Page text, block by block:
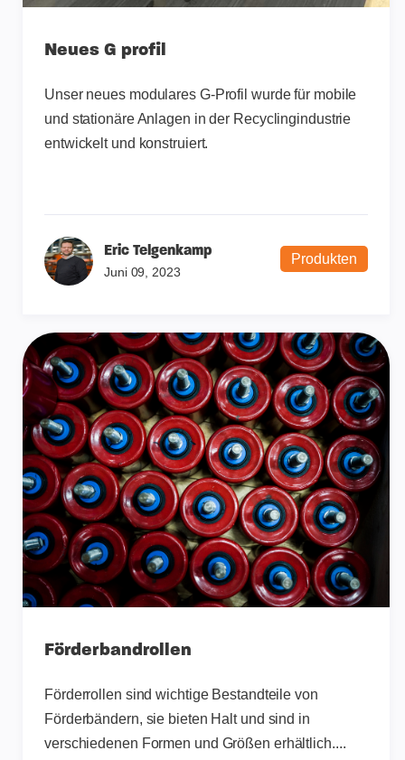
Neues G profil
Unser neues modulares G-Profil wurde für mobile
und stationäre Anlagen in der Recyclingindustrie
entwickelt und konstruiert.
Eric Telgenkamp
Juni 09, 2023
Produkten
Förderbandrollen
Förderrollen sind wichtige Bestandteile von
Förderbändern, sie bieten Halt und sind in
verschiedenen Formen und Größen erhältlich....